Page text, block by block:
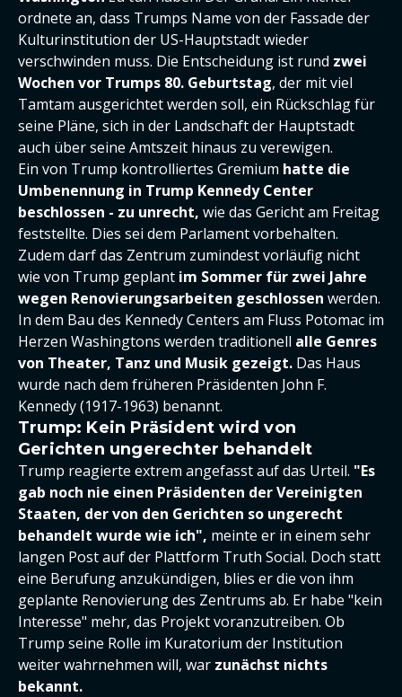
ordnete an, dass Trumps Name von der Fassade der
Kulturinstitution der US-Hauptstadt wieder
verschwinden muss. Die Entscheidung ist rund zwei
Wochen vor Trumps 80. Geburtstag, der mit viel
Tamtam ausgerichtet werden soll, ein Rückschlag für
seine Pläne, sich in der Landschaft der Hauptstadt
auch über seine Amtszeit hinaus zu verewigen.
Ein von Trump kontrolliertes Gremium hatte die
Umbenennung in Trump Kennedy Center
beschlossen - zu unrecht, wie das Gericht am Freitag
feststellte. Dies sei dem Parlament vorbehalten.
Zudem darf das Zentrum zumindest vorläufig nicht
wie von Trump geplant im Sommer für zwei Jahre
wegen Renovierungsarbeiten geschlossen werden.
In dem Bau des Kennedy Centers am Fluss Potomac im
Herzen Washingtons werden traditionell alle Genres
von Theater, Tanz und Musik gezeigt. Das Haus
wurde nach dem früheren Präsidenten John F.
Kennedy (1917-1963) benannt.
Trump: Kein Präsident wird von
Gerichten ungerechter behandelt
Trump reagierte extrem angefasst auf das Urteil. "Es
gab noch nie einen Präsidenten der Vereinigten
Staaten, der von den Gerichten so ungerecht
behandelt wurde wie ich", meinte er in einem sehr
langen Post auf der Plattform Truth Social. Doch statt
eine Berufung anzukündigen, blies er die von ihm
geplante Renovierung des Zentrums ab. Er habe "kein
Interesse" mehr, das Projekt voranzutreiben. Ob
Trump seine Rolle im Kuratorium der Institution
weiter wahrnehmen will, war zunächst nichts
bekannt.